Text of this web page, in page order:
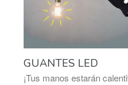
GUANTES LED
¡Tus manos estarán